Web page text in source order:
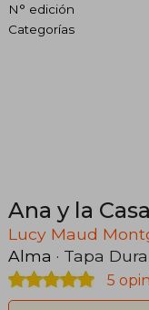
N° edición
Categorías
Ana y la
Lucy Maud
Alma · Tapa Dura
5